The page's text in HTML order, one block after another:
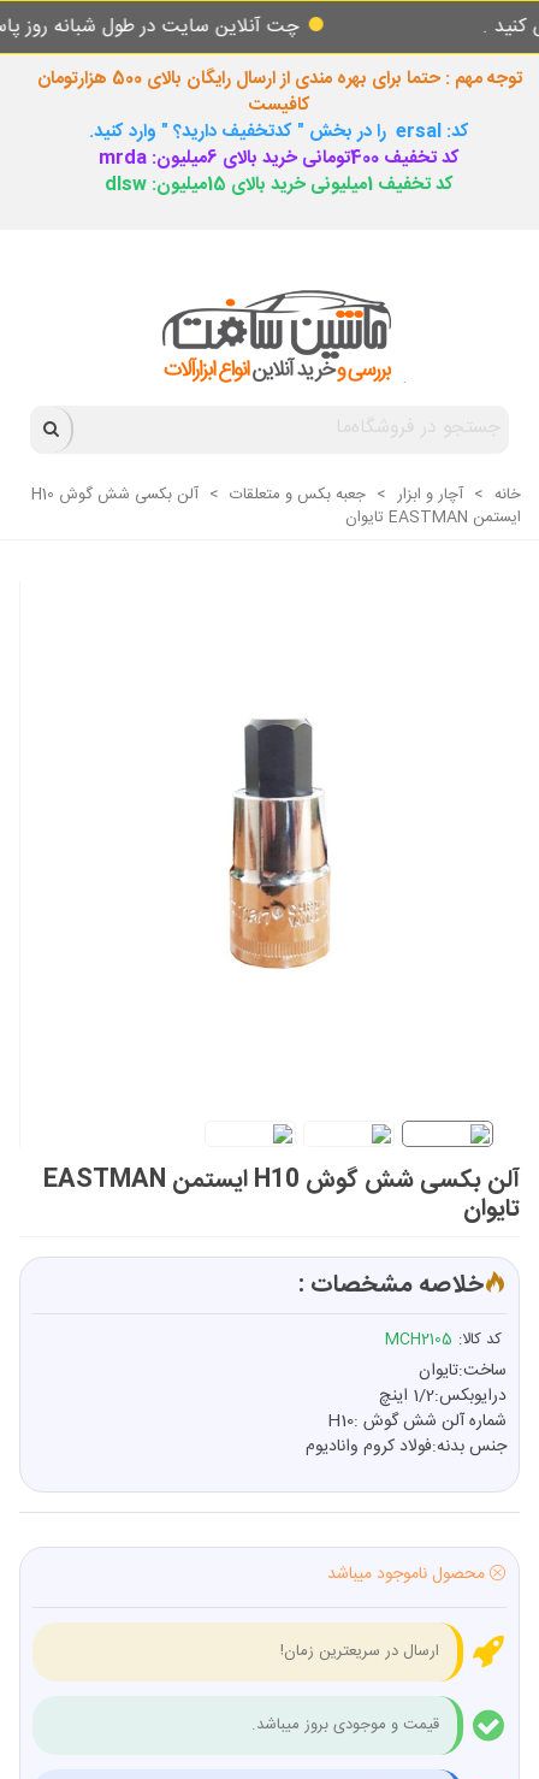
چت آنلاین سایت در طول شبانه روز
توجه مهم : حتما برای بهره مندی از ارسال رایگان بالای 500 هزارتومان
کافیست
کد: ersal را در بخش " کدتخفیف دارید؟ " وارد کنید.
کد تخفیف 400تومانی خرید بالای 6میلیون: mrda
کد تخفیف 1میلیونی خرید بالای 15میلیون: dlsw
خانه > آچار و ابزار > جعبه بکس و متعلقات >
آلن بکسی شش گوش H10
ایستمن EASTMAN تایوان
آلن بکسی شش گوش H10 ایستمن EASTMAN
تایوان
خلاصه مشخصات :
کد کالا: MCH2105
ساخت:تایوان
درایوبکس:1/2 اینچ
شماره آلن شش گوش :H10
جنس بدنه:فولاد کروم وانادیوم
محصول ناموجود میباشد
ارسال در سریعترین زمان!
قیمت و موجودی بروز میباشد.